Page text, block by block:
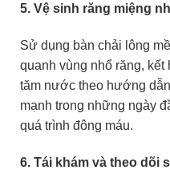
5. Vệ sinh răng miệng
Sử dụng bàn chải lông
quanh vùng nhổ răng,
tăm nước theo hướng
mạnh trong những ngày
quá trình đông máu.
6. Tái khám và theo dõi